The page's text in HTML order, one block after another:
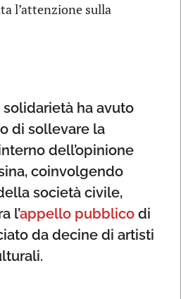
l’attenzione sulla
ha avuto
di sollevare la
dell’opinione
coinvolgendo
società civile,
l’appello pubblico di
da decine di artisti